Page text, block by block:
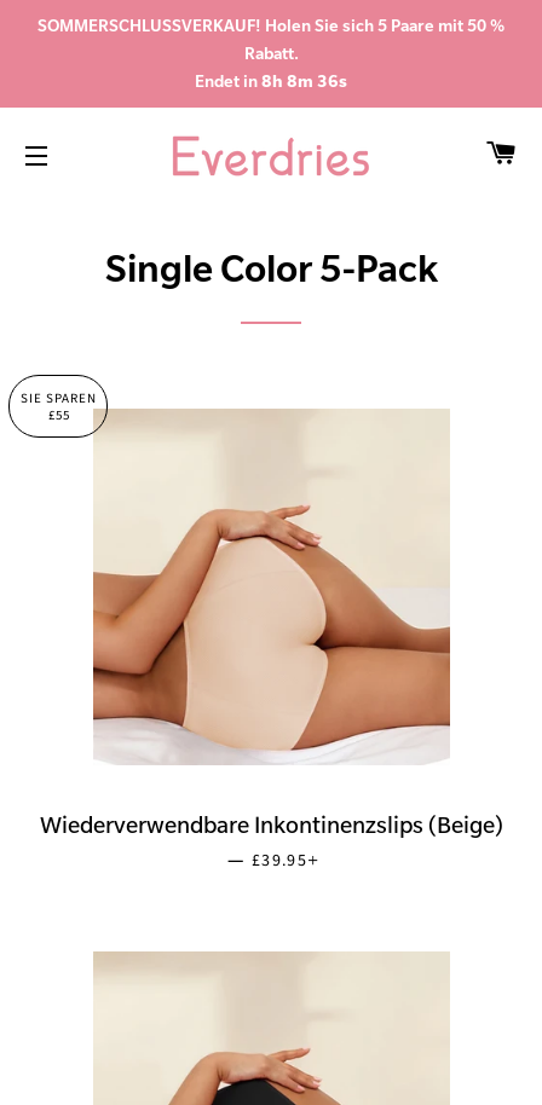
SOMMERSCHLUSSVERKAUF! Holen Sie sich 5 Paare mit 50 %
Rabatt.
Endet in8h 8m 35s
Single Color 5-Pack
SIE SPAREN
£55
Wiederverwendbare Inkontinenzslips (Beige)
— SONDERPREIS
£39.95